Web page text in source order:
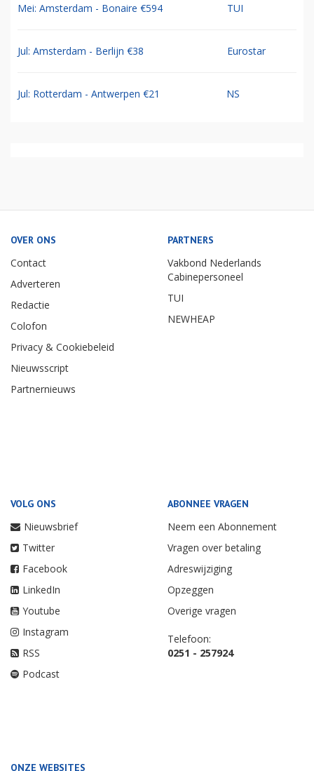
Mei: Amsterdam - Bonaire €594 TUI
Jul: Amsterdam - Berlijn €38 Eurostar
Jul: Rotterdam - Antwerpen €21 NS
OVER ONS
Contact
Adverteren
Redactie
Colofon
Privacy & Cookiebeleid
Nieuwsscript
Partnernieuws
PARTNERS
Vakbond Nederlands
Cabinepersoneel
TUI
NEWHEAP
VOLG ONS
Nieuwsbrief
Twitter
Facebook
LinkedIn
Youtube
Instagram
RSS
Podcast
ABONNEE VRAGEN
Neem een Abonnement
Vragen over betaling
Adreswijziging
Opzeggen
Overige vragen
Telefoon:
0251 - 257924
ONZE WEBSITES